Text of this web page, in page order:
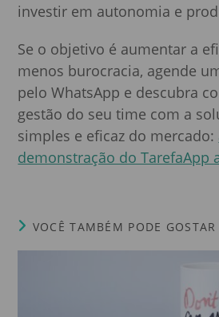
investir em autonomia e
Se o objetivo é aumentar a
menos burocracia, agende
pelo WhatsApp e descubra
gestão do seu time com a
simples e eficaz do mercado:
demonstração do TarefaApp
VOCÊ TAMBÉM PODE GOSTAR